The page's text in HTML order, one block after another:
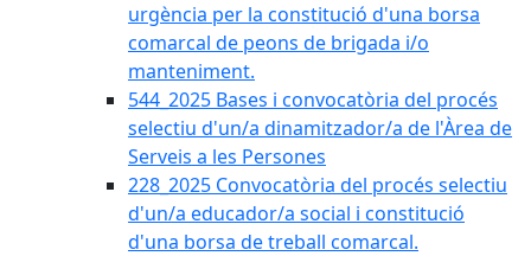
urgència per la constitució d'una borsa
comarcal de peons de brigada i/o
manteniment.
544_2025 Bases i convocatòria del procés
selectiu d'un/a dinamitzador/a de l'Àrea de
Serveis a les Persones
228_2025 Convocatòria del procés selectiu
d'un/a educador/a social i constitució
d'una borsa de treball comarcal.